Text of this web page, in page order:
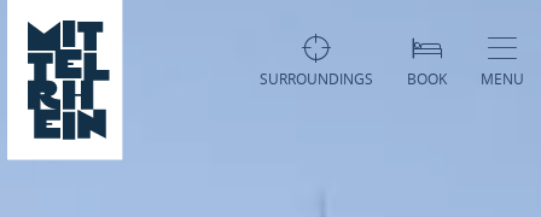
SURROUNDINGS BOOK MENU